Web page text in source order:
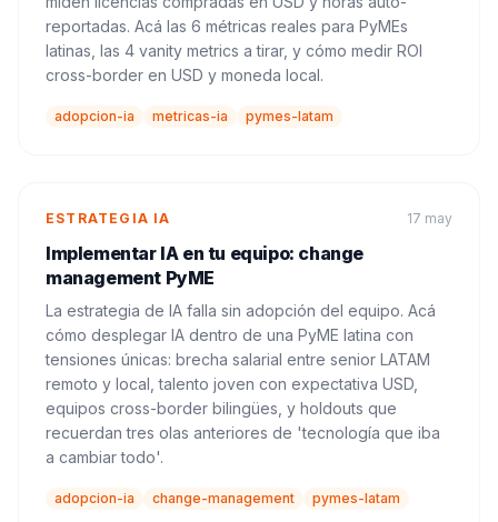
reportadas. Acá las 6 métricas reales para PyMEs
latinas, las 4 vanity metrics a tirar, y cómo medir ROI
cross-border en USD y moneda local.
adopcion-ia metricas-ia pymes-latam
ESTRATEGIA IA 17 may
Implementar IA en tu equipo: change
management PyME
La estrategia de IA falla sin adopción del equipo. Acá
cómo desplegar IA dentro de una PyME latina con
tensiones únicas: brecha salarial entre senior LATAM
remoto y local, talento joven con expectativa USD,
equipos cross-border bilingües, y holdouts que
recuerdan tres olas anteriores de 'tecnología que iba
a cambiar todo'.
adopcion-ia change-management pymes-latam